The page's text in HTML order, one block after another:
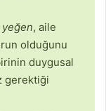
, aile
olduğunu
duygusal
gerektiği